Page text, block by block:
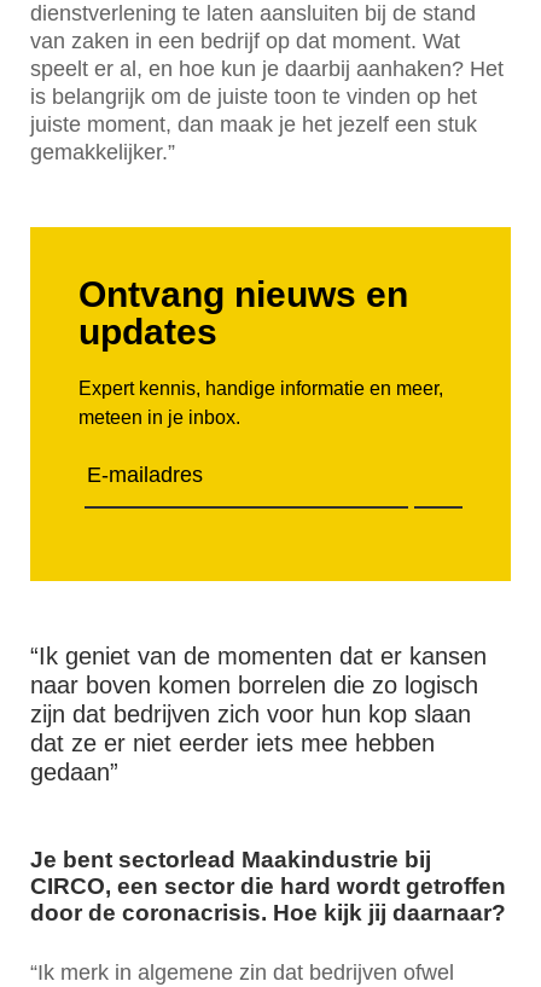
dienstverlening te laten aansluiten bij de stand
van zaken in een bedrijf op dat moment. Wat
speelt er al, en hoe kun je daarbij aanhaken? Het
is belangrijk om de juiste toon te vinden op het
juiste moment, dan maak je het jezelf een stuk
gemakkelijker.”
Ontvang nieuws en
updates
Expert kennis, handige informatie en meer,
meteen in je inbox.
“Ik geniet van de momenten dat er kansen
naar boven komen borrelen die zo logisch
zijn dat bedrijven zich voor hun kop slaan
dat ze er niet eerder iets mee hebben
gedaan”
Je bent sectorlead Maakindustrie bij
CIRCO, een sector die hard wordt getroffen
door de coronacrisis. Hoe kijk jij daarnaar?
“Ik merk in algemene zin dat bedrijven ofwel